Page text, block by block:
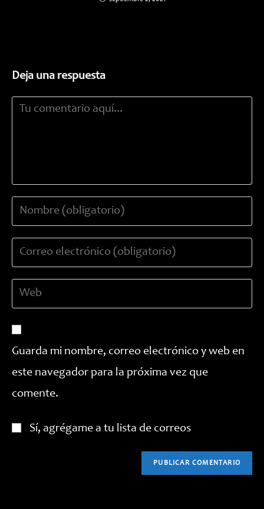
Deja una respuesta
Comentario
usuario
para
de
para
comentar
(opcional)
Guarda mi nombre, correo electrónico y web en
este navegador para la próxima vez que
comente.
Sí, agrégame a tu lista de correos